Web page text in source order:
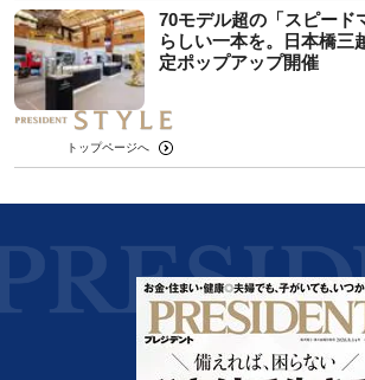
70モデル超の「スピード
らしい一本を。日本橋三
定ポップアップ開催
トップページへ